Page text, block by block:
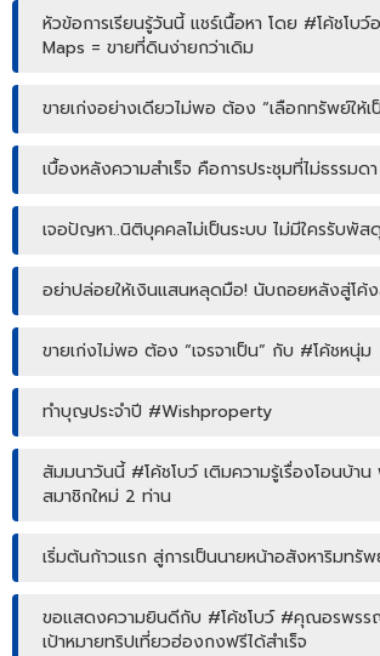
หัวข้อการเรียนรู้วันนี้ แชร์เนื้อหา โดย #โค้ชโบว์อรพ
Maps = ขายที่ดินง่ายกว่าเดิม
ขายเก่งอย่างเดียวไม่พอ ต้อง “เลือกทรัพย์ให้เ
เบื้องหลังความสำเร็จ คือการประชุมที่ไม่ธรรมดา
เจอปัญหา..นิติบุคคลไม่เป็นระบบ ไม่มีใครรับพัส
อย่าปล่อยให้เงินแสนหลุดมือ! นับถอยหลังสู่โค้
ขายเก่งไม่พอ ต้อง “เจรจาเป็น” กับ #โค้ชหนุ่ม
ทำบุญประจำปี #Wishproperty
สัมมนาวันนี้ #โค้ชโบว์ เติมความรู้เรื่องโอนบ้าน พร้อมต้อนรับ
สมาชิกใหม่ 2 ท่าน
เริ่มต้นก้าวแรก สู่การเป็นนายหน้าอสังหาริมทรั
ขอแสดงความยินดีกับ #โค้ชโบว์ #คุณอรพรรณ จันทร์ชุม พิชิต
เป้าหมายทริปเที่ยวฮ่องกงฟรีได้สำเร็จ